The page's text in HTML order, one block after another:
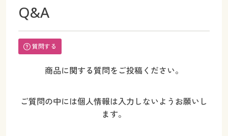
Q&A
質問する
商品に関する質問をご投稿ください。
ご質問の中には個人情報は入力しないようお願いし
ます。